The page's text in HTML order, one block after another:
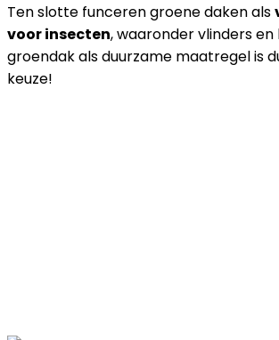
Ten slotte funceren groene daken als
voor insecten, waaronder vlinders en
groendak als duurzame maatregel is
keuze!